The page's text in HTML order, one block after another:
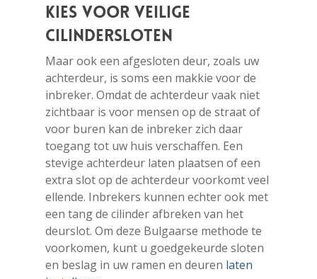
Kies voor veilige
cilindersloten
Maar ook een afgesloten deur, zoals uw
achterdeur, is soms een makkie voor de
inbreker. Omdat de achterdeur vaak niet
zichtbaar is voor mensen op de straat of
voor buren kan de inbreker zich daar
toegang tot uw huis verschaffen. Een
stevige achterdeur laten plaatsen of een
extra slot op de achterdeur voorkomt veel
ellende. Inbrekers kunnen echter ook met
een tang de cilinder afbreken van het
deurslot. Om deze Bulgaarse methode te
voorkomen, kunt u goedgekeurde sloten
en beslag in uw ramen en deuren laten